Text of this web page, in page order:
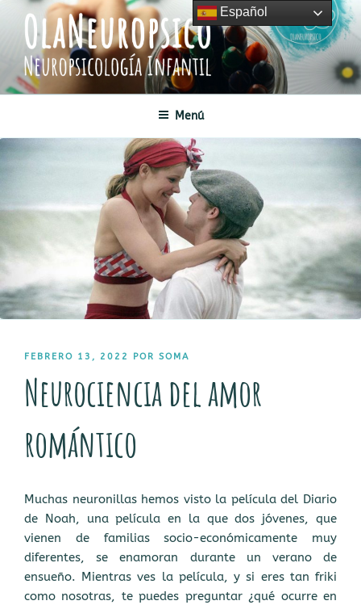
Saltar
contenido
OLANEUROPSICO
Neuropsicología Infantil
Menú
PUBLICADO
FEBRERO 13, 2022 POR SOMA
Neurociencia del amor
romántico
Muchas neuronillas hemos visto la película del Diario
de Noah, una película en la que dos jóvenes, que
vienen de familias socio-económicamente muy
diferentes, se enamoran durante un verano de
ensueño. Mientras ves la película, y si eres tan friki
como nosotras, te puedes preguntar ¿qué ocurre en
Español